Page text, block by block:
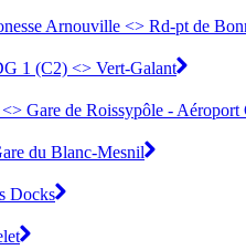
Arnouville <> Rd-pt de
1 (C2) <> Vert-Galant
Gare de Roissypôle -
du Blanc-Mesnil
Docks